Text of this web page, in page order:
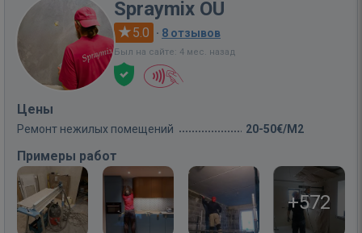
Spraymix OÜ
5.0 · 8 отзывов
Был на сайте: 4 мес. назад
Цены
Ремонт нежилых помещений 20-50€/M2
Примеры работ
+572